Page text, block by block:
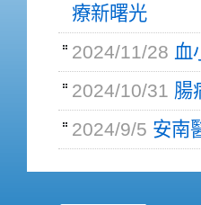
療新曙光
2024/11/28 血
2024/10/31 腸
2024/9/5 安南